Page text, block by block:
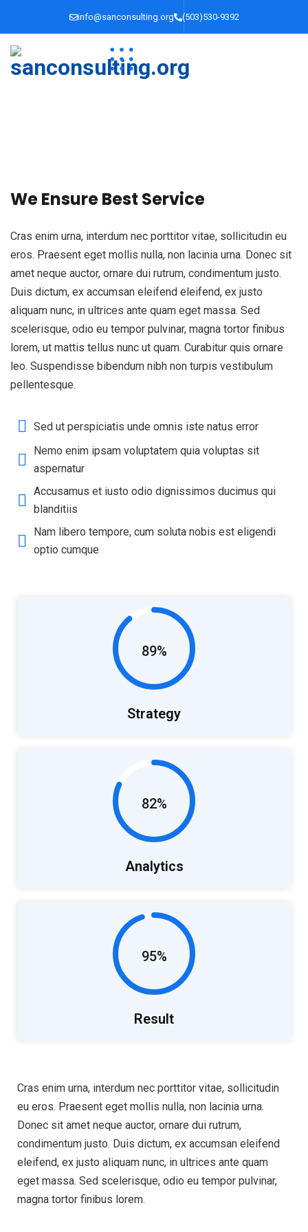
info@sanconsulting.org (503)530-9392
We Ensure Best Service
Cras enim urna, interdum nec porttitor vitae, sollicitudin eu
eros. Praesent eget mollis nulla, non lacinia urna. Donec sit
amet neque auctor, ornare dui rutrum, condimentum justo.
Duis dictum, ex accumsan eleifend eleifend, ex justo
aliquam nunc, in ultrices ante quam eget massa. Sed
scelerisque, odio eu tempor pulvinar, magna tortor finibus
lorem, ut mattis tellus nunc ut quam. Curabitur quis ornare
leo. Suspendisse bibendum nibh non turpis vestibulum
pellentesque.
Sed ut perspiciatis unde omnis iste natus error
Nemo enim ipsam voluptatem quia voluptas sit
aspernatur
Accusamus et iusto odio dignissimos ducimus qui
blanditiis
Nam libero tempore, cum soluta nobis est eligendi
optio cumque
89%
Strategy
82%
Analytics
95%
Result
Cras enim urna, interdum nec porttitor vitae, sollicitudin
eu eros. Praesent eget mollis nulla, non lacinia urna.
Donec sit amet neque auctor, ornare dui rutrum,
condimentum justo. Duis dictum, ex accumsan eleifend
eleifend, ex justo aliquam nunc, in ultrices ante quam
eget massa. Sed scelerisque, odio eu tempor pulvinar,
magna tortor finibus lorem.